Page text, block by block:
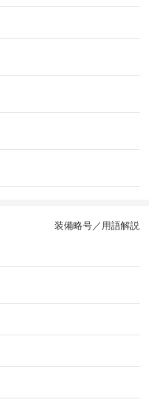
装備略号／用語解説